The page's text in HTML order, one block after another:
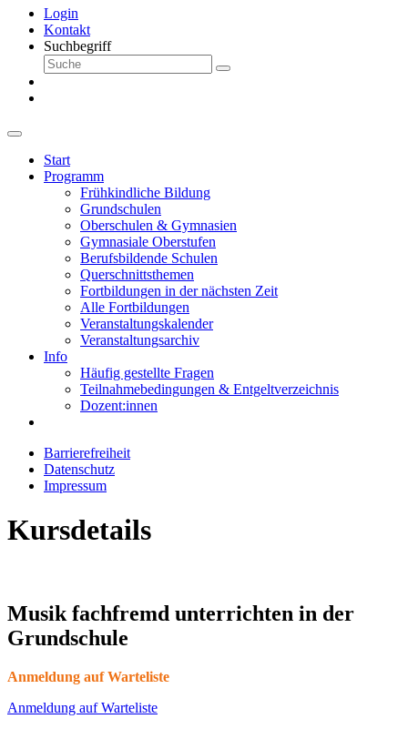
Login
Kontakt
Suchbegriff
Start
Programm
Frühkindliche Bildung
Grundschulen
Oberschulen & Gymnasien
Gymnasiale Oberstufen
Berufsbildende Schulen
Querschnittsthemen
Fortbildungen in der nächsten Zeit
Alle Fortbildungen
Veranstaltungskalender
Veranstaltungsarchiv
Info
Häufig gestellte Fragen
Teilnahmebedingungen & Entgeltverzeichnis
Dozent:innen
Barrierefreiheit
Datenschutz
Impressum
Kursdetails
Musik fachfremd unterrichten in der
Grundschule
Anmeldung auf Warteliste
Anmeldung auf Warteliste